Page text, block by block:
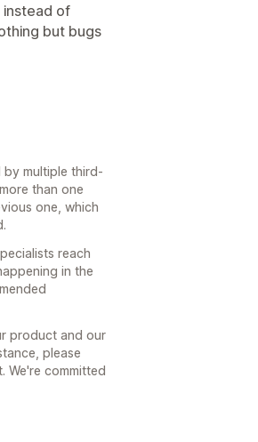
of
but bugs
by multiple third-
than one
one, which
reach
in the
product and our
please
We're committed